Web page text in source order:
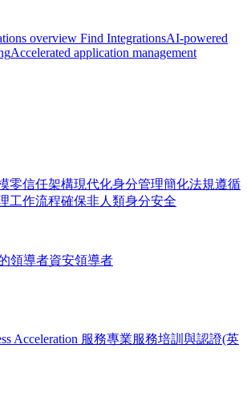
overview Find IntegrationsAI-powered
Accelerated application management
零信任架構現代化身分管理簡化法規遵循
工作流程確保非人類身分安全
領導者資安領導者
Acceleration 服務專業服務培訓與認證(英